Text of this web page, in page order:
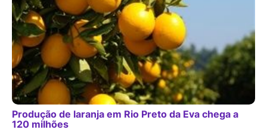
Produção de laranja em Rio Preto da Eva chega a
120 milhões